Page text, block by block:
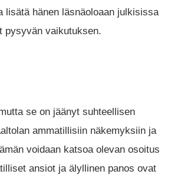
hänen läsnäoloaan julkisissa
pysyvän vaikutuksen​.
se on jäänyt suhteellisen
ammatillisiin näkemyksiin ja
voidaan katsoa olevan osoitus
ansiot ja älyllinen panos ovat